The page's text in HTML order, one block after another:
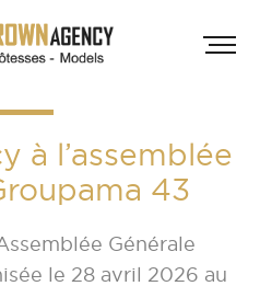
à l’assemblée
43
Générale
le 28 avril 2026 au